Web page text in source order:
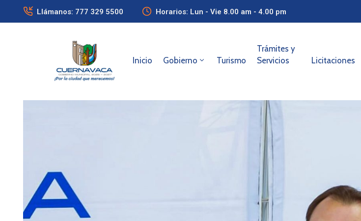
Llámanos: 777 329 5500 Horarios: Lun - Vie 8.00 am - 4.00 pm
Inicio Gobierno Turismo
Trámites y
Servicios
Licitaciones